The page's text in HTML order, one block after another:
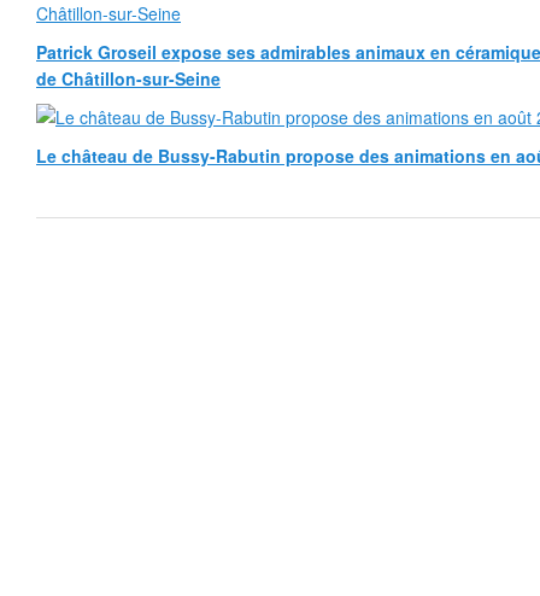
Patrick Groseil expose ses admirables animaux en
de Châtillon-sur-Seine
Le château de Bussy-Rabutin propose des animations en